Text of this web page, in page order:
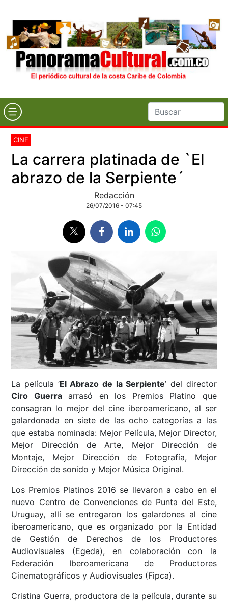
CINE
La carrera platinada de `El
abrazo de la Serpiente´
Redacción
26/07/2016 - 07:45
La película ‘El Abrazo de la Serpiente’ del director
Ciro Guerraarrasó en los Premios Platino que
consagran lo mejor del cine iberoamericano, al ser
galardonada en siete de las ocho categorías a las
que estaba nominada: Mejor Película, Mejor Director,
Mejor Dirección de Arte, Mejor Dirección de
Montaje, Mejor Dirección de Fotografía, Mejor
Dirección de sonido y Mejor Música Original.
Los Premios Platinos 2016 se llevaron a cabo en el
nuevo Centro de Convenciones de Punta del Este,
Uruguay, allí se entregaron los galardones al cine
iberoamericano, que es organizado por la Entidad
de Gestión de Derechos de los Productores
Audiovisuales (Egeda), en colaboración con la
Federación Iberoamericana de Productores
Cinematográficos y Audiovisuales (Fipca).
Cristina Guerra, productora de la película, durante su